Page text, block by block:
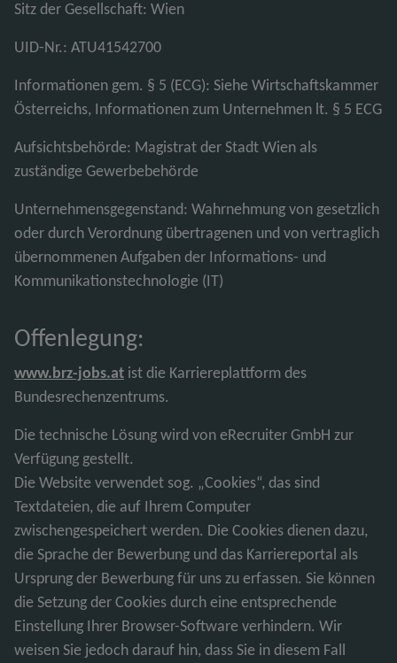
Sitz der Gesellschaft: Wien
UID-Nr.: ATU41542700
Informationen gem. § 5 (ECG): Siehe Wirtschaftskammer
Österreichs, Informationen zum Unternehmen lt. § 5 ECG
Aufsichtsbehörde: Magistrat der Stadt Wien als
zuständige Gewerbebehörde
Unternehmensgegenstand: Wahrnehmung von gesetzlich
oder durch Verordnung übertragenen und von vertraglich
übernommenen Aufgaben der Informations- und
Kommunikationstechnologie (IT)
Offenlegung:
www.brz-jobs.at ist die Karriereplattform des
Bundesrechenzentrums.
Die technische Lösung wird von eRecruiter GmbH zur
Verfügung gestellt.
Die Website verwendet sog. „Cookies“, das sind
Textdateien, die auf Ihrem Computer
zwischengespeichert werden. Die Cookies dienen dazu,
die Sprache der Bewerbung und das Karriereportal als
Ursprung der Bewerbung für uns zu erfassen. Sie können
die Setzung der Cookies durch eine entsprechende
Einstellung Ihrer Browser-Software verhindern. Wir
weisen Sie jedoch darauf hin, dass Sie in diesem Fall